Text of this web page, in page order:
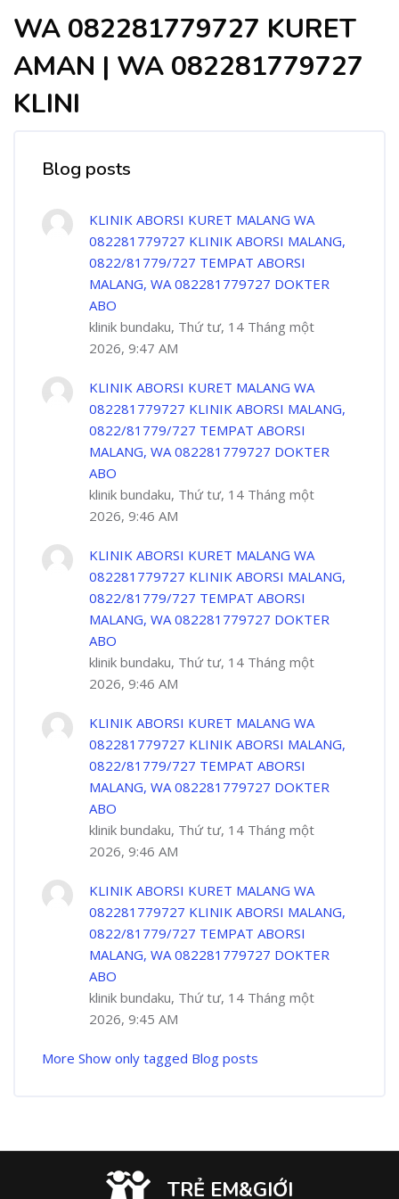
WA 082281779727 KURET
AMAN | WA 082281779727
KLINI
Blog posts
KLINIK ABORSI KURET MALANG WA
082281779727 KLINIK ABORSI MALANG,
0822/81779/727 TEMPAT ABORSI
MALANG, WA 082281779727 DOKTER
ABO
klinik bundaku, Thứ tư, 14 Tháng một
2026, 9:47 AM
KLINIK ABORSI KURET MALANG WA
082281779727 KLINIK ABORSI MALANG,
0822/81779/727 TEMPAT ABORSI
MALANG, WA 082281779727 DOKTER
ABO
klinik bundaku, Thứ tư, 14 Tháng một
2026, 9:46 AM
KLINIK ABORSI KURET MALANG WA
082281779727 KLINIK ABORSI MALANG,
0822/81779/727 TEMPAT ABORSI
MALANG, WA 082281779727 DOKTER
ABO
klinik bundaku, Thứ tư, 14 Tháng một
2026, 9:46 AM
KLINIK ABORSI KURET MALANG WA
082281779727 KLINIK ABORSI MALANG,
0822/81779/727 TEMPAT ABORSI
MALANG, WA 082281779727 DOKTER
ABO
klinik bundaku, Thứ tư, 14 Tháng một
2026, 9:46 AM
KLINIK ABORSI KURET MALANG WA
082281779727 KLINIK ABORSI MALANG,
0822/81779/727 TEMPAT ABORSI
MALANG, WA 082281779727 DOKTER
ABO
klinik bundaku, Thứ tư, 14 Tháng một
2026, 9:45 AM
More Show only tagged Blog posts
TRẺ EM&GIỚI